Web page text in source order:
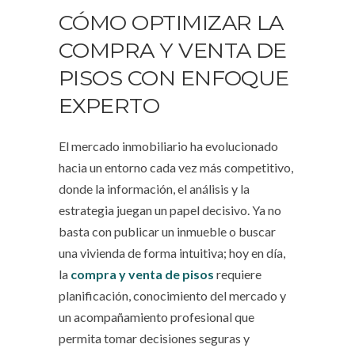
CÓMO OPTIMIZAR LA
COMPRA Y VENTA DE
PISOS CON ENFOQUE
EXPERTO
El mercado inmobiliario ha evolucionado
hacia un entorno cada vez más competitivo,
donde la información, el análisis y la
estrategia juegan un papel decisivo. Ya no
basta con publicar un inmueble o buscar
una vivienda de forma intuitiva; hoy en día,
la compra y venta de pisos requiere
planificación, conocimiento del mercado y
un acompañamiento profesional que
permita tomar decisiones seguras y